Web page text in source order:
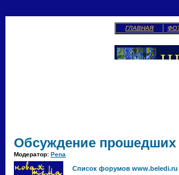
ГЛАВНАЯ
Обсуждение прошедших
Модератор: Pena
Список форумов www.beledi.ru